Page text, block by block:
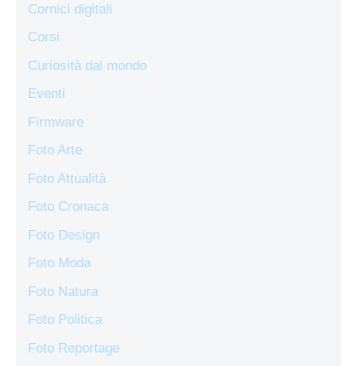
Cornici digitali
Corsi
Curiosità dal mondo
Eventi
Firmware
Foto Arte
Foto Attualità
Foto Cronaca
Foto Design
Foto Moda
Foto Natura
Foto Politica
Foto Reportage